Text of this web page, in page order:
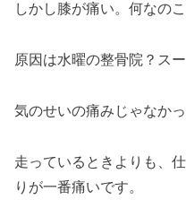
しかし膝が痛い。何なの
原因は水曜の整骨院？ス
気のせいの痛みじゃなかっ
走っているときよりも、
りが一番痛いです。